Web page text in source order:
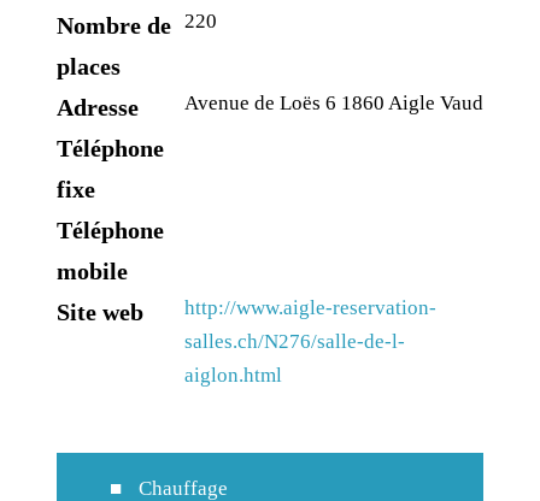
Nombre de
places
220
Adresse Avenue de Loës 6 1860 Aigle Vaud
Téléphone
fixe
Téléphone
mobile
Site web
http://www.aigle-reservation-
salles.ch/N276/salle-de-l-
aiglon.html
Chauffage